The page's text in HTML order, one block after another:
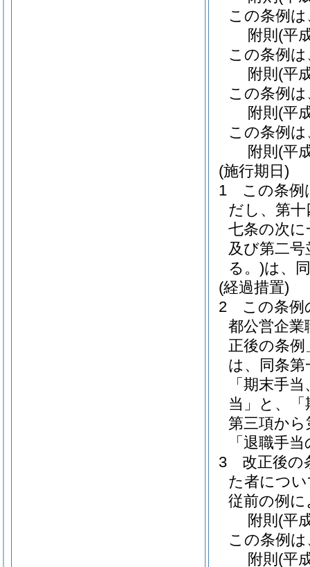
この条例
附則 (平
この条例
附則 (平
この条例
附則 (平
この条例
附則 (平
(施行期日)
1
この条例
だし、第
七条の次
及び第二
る。)は、
(経過措置)
2
この条
都公営企
正後の条
は、同条
「期末手
当」と、
第三項か
「退職手
3
改正後の
た者につ
従前の例
附則 (平
この条例
附則 (平